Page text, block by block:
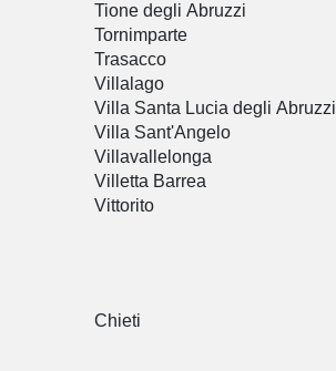
Tione degli Abruzzi
Tornimparte
Trasacco
Villalago
Villa Santa Lucia degli Abruzzi
Villa Sant'Angelo
Villavallelonga
Villetta Barrea
Vittorito
Chieti